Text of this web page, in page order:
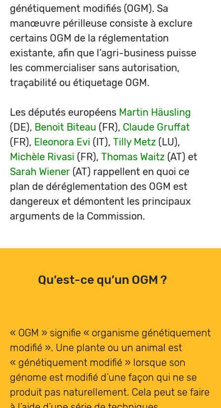
génétiquement modifiés (OGM). Sa
manœuvre périlleuse consiste à exclure
certains OGM de la réglementation
existante, afin que l’agri-business puisse
les commercialiser sans autorisation,
traçabilité ou étiquetage OGM.
Les députés européens Martin Häusling
(DE), Benoit Biteau (FR), Claude Gruffat
(FR), Eleonora Evi (IT), Tilly Metz (LU),
Michèle Rivasi (FR), Thomas Waitz (AT) et
Sarah Wiener (AT) rappellent en quoi ce
plan de déréglementation des OGM est
dangereux et démontent les principaux
arguments de la Commission.
Qu’est-ce qu’un OGM ?
« OGM » signifie « organisme génétiquement
modifié ». Une plante ou un animal est
« génétiquement modifié » lorsque son
génome est modifié d’une façon qui ne se
produit pas naturellement. Cela peut se faire